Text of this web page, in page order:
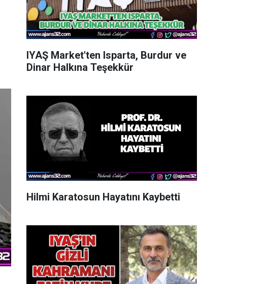
IYAŞ Market'ten Isparta, Burdur ve
Dinar Halkına Teşekkür
Hilmi Karatosun Hayatını Kaybetti